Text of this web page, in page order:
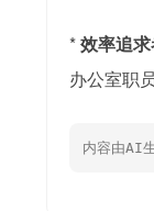
*效率追
办公室职
内容由AI